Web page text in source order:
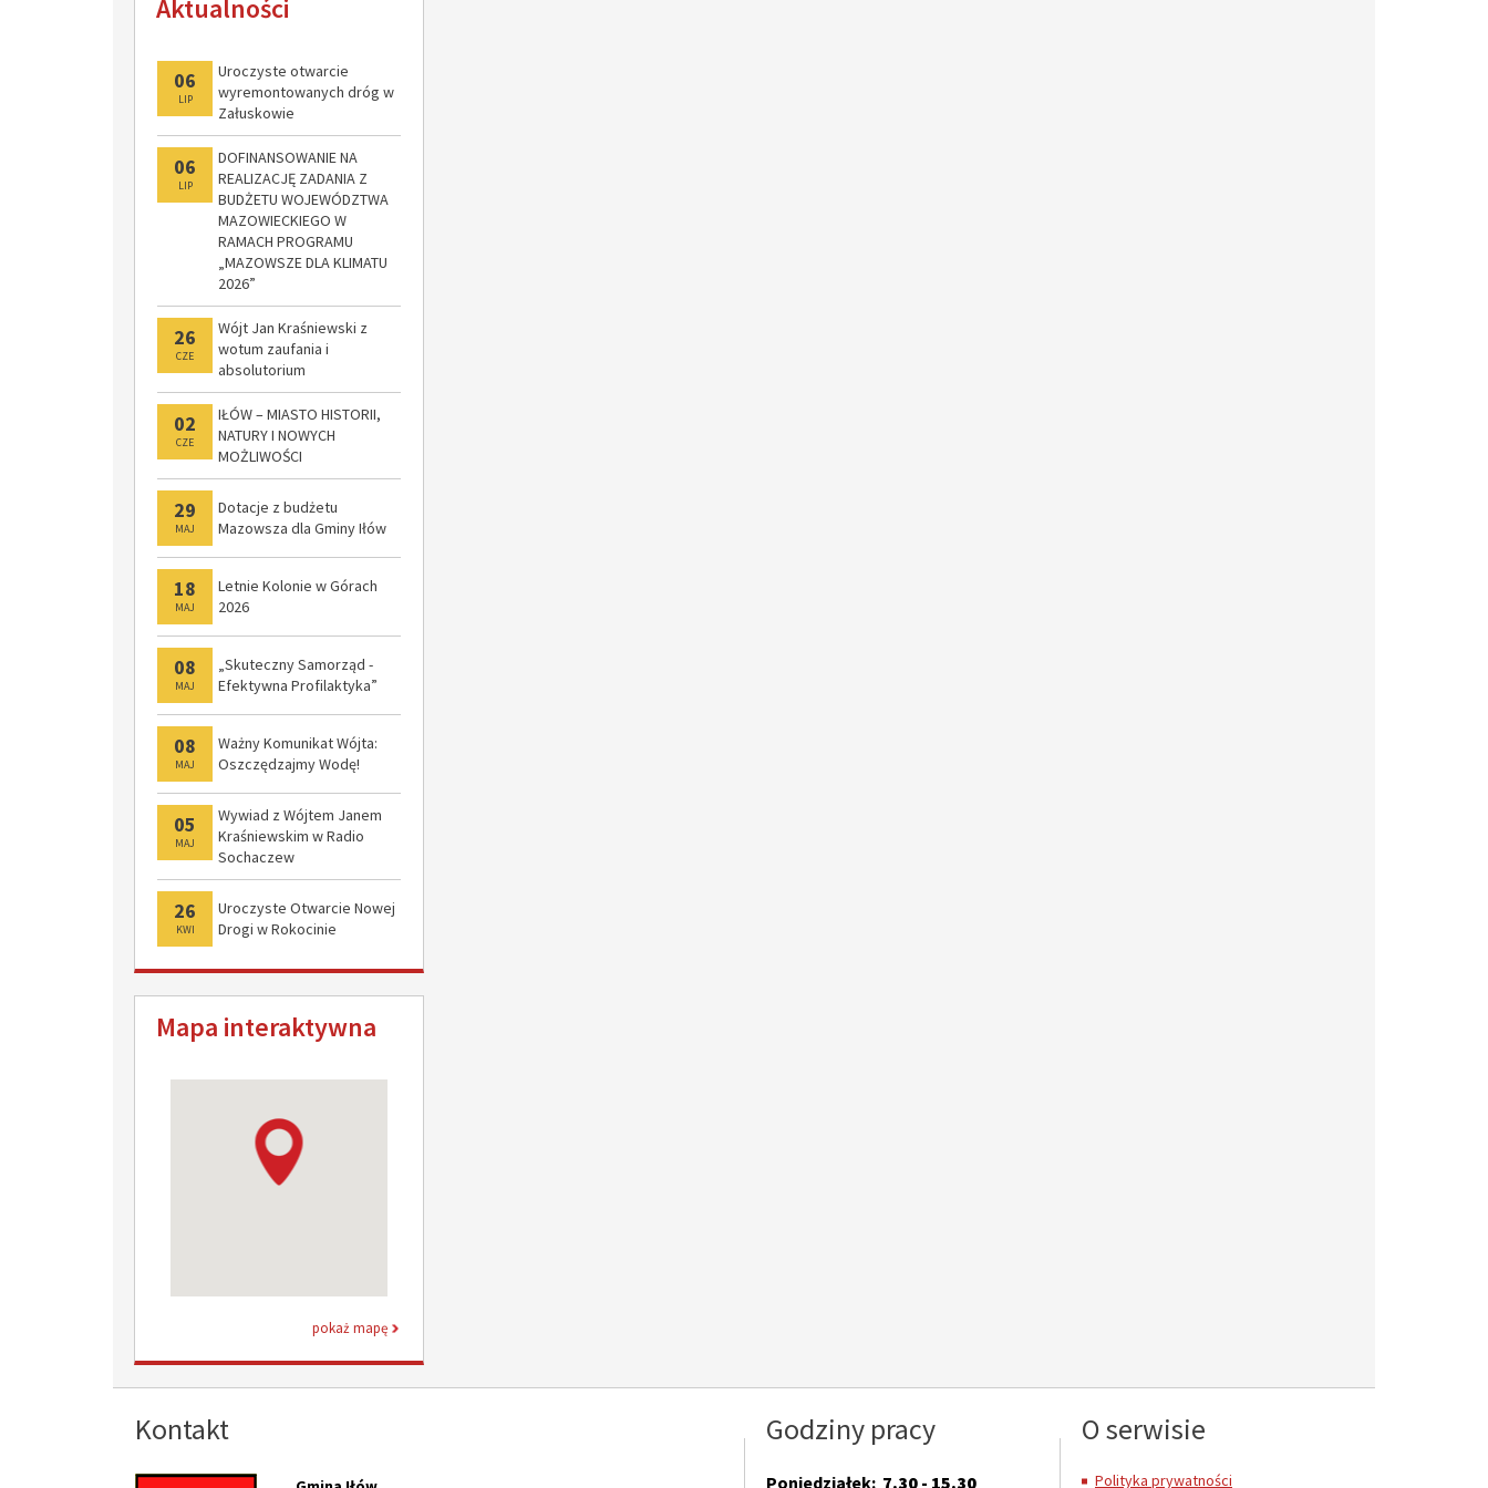
modernizacji
Aktualności
06
LIP
Uroczyste otwarcie
wyremontowanych dróg w
Załuskowie
06
LIP
DOFINANSOWANIE NA
REALIZACJĘ ZADANIA Z
BUDŻETU WOJEWÓDZTWA
MAZOWIECKIEGO W
RAMACH PROGRAMU
„MAZOWSZE DLA KLIMATU
2026”
26
CZE
Wójt Jan Kraśniewski z
wotum zaufania i
absolutorium
02
CZE
IŁÓW – MIASTO HISTORII,
NATURY I NOWYCH
MOŻLIWOŚCI
29
MAJ
Dotacje z budżetu
Mazowsza dla Gminy Iłów
18
MAJ
Letnie Kolonie w Górach
2026
08
MAJ
„Skuteczny Samorząd -
Efektywna Profilaktyka”
08
MAJ
Ważny Komunikat Wójta:
Oszczędzajmy Wodę!
05
MAJ
Wywiad z Wójtem Janem
Kraśniewskim w Radio
Sochaczew
26
KWI
Uroczyste Otwarcie Nowej
Drogi w Rokocinie
Mapa interaktywna
pokaż mapę
Kontakt Godziny pracy
Poniedziałek: 7.30 - 15.30
O serwisie
Polityka prywatności